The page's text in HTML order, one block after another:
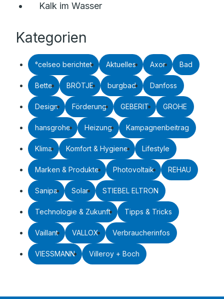
Kalk im Wasser
Kategorien
°celseo berichtet Aktuelles Axor Bad
Bette BRÖTJE burgbad Danfoss
Design Förderung GEBERIT GROHE
hansgrohe Heizung Kampagnenbeitrag
Klima Komfort & Hygiene Lifestyle
Marken & Produkte Photovoltaik REHAU
Sanipa Solar STIEBEL ELTRON
Technologie & Zukunft Tipps & Tricks
Vaillant VALLOX Verbraucherinfos
VIESSMANN Villeroy + Boch